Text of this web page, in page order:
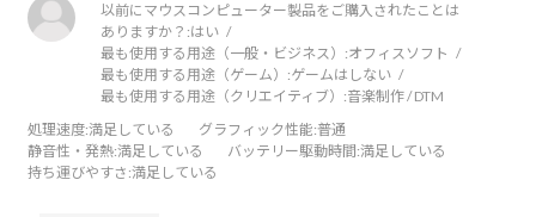
以前にマウスコンピューター製品をご購入されたことは
ありますか？:はい
最も使用する用途（一般・ビジネス）:オフィスソフト
最も使用する用途（ゲーム）:ゲームはしない
最も使用する用途（クリエイティブ）:音楽制作 / DTM
処理速度:満足している グラフィック性能:普通
静音性・発熱:満足している バッテリー駆動時間 :満足している
持ち運びやすさ :満足している